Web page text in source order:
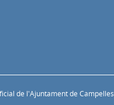
de l'Ajuntament de Campelles